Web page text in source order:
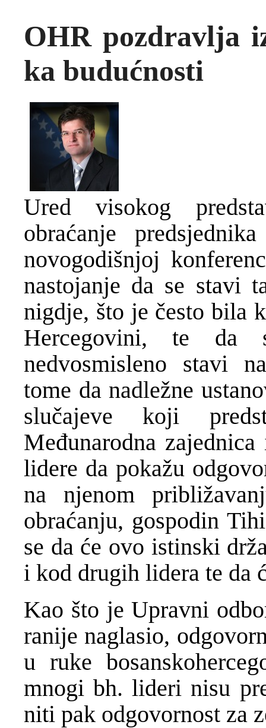
OHR pozdravlja
ka budućnosti
Ured visokog
obraćanje
novogodišnjoj
nastojanje da se stavi
nigdje, što je često bila
Hercegovini, te da
nedvosmisleno stavi
tome da nadležne
slučajeve koji
Međunarodna
lidere da pokažu
na njenom
obraćanju, gospodin
se da će ovo istinski
i kod drugih lidera te da
Kao što je Upravni
ranije naglasio,
u ruke
mnogi bh. lideri nisu
niti pak odgovornost za